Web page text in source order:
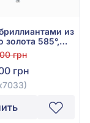
из
золота 585°,
0,51ct, арт.
грн
грн